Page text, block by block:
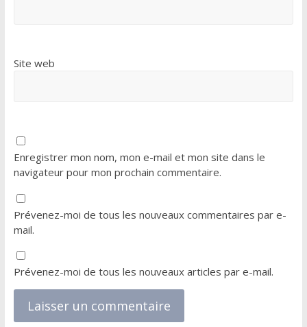
Site web
Enregistrer mon nom, mon e-mail et mon site dans le
navigateur pour mon prochain commentaire.
Prévenez-moi de tous les nouveaux commentaires par e-
mail.
Prévenez-moi de tous les nouveaux articles par e-mail.